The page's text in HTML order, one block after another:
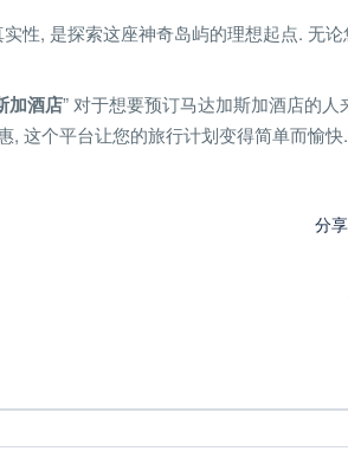
性, 是探索这座神奇岛屿的理想起点. 无
加酒店” 对于想要预订马达加斯加酒店的人
, 这个平台让您的旅行计划变得简单而愉快.
分享